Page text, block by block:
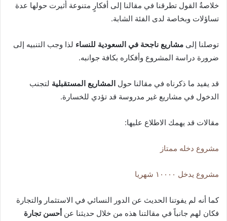
خلاصةُ القول تطرقنا في مقالنا إلى أفكارٍ متنوعة أُثيرت حولها عدة
تساؤلات وبخاصة لدى الفئة الشابة.
توصلنا إلى مشاريع ناجحة في السعودية للنساء لذا وجب التنبيه إلى
ضرورة دراسة المشروع وأفكاره بكافة جوانبه.
قد يفيد ما ذكرناه في مقالنا حول المشاريع المستقبلية لتجنب
الدخول في مشاريع غير مدروسة قد تؤدي للخسارة.
مقالات قد يهمك الاطلاع عليها:
مشروع دخله ممتاز
مشروع يدخل ١٠٠٠٠ شهريا
كما أنه لم يفوتنا الحديث عن الدور النسائي في الاستثمار والتجارة
فكان لهم جانباً في مقالتنا هذه من خلال حديثنا عن أحسن تجارة